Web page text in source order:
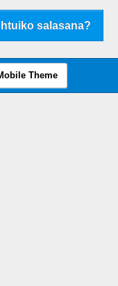
salasana?
Theme